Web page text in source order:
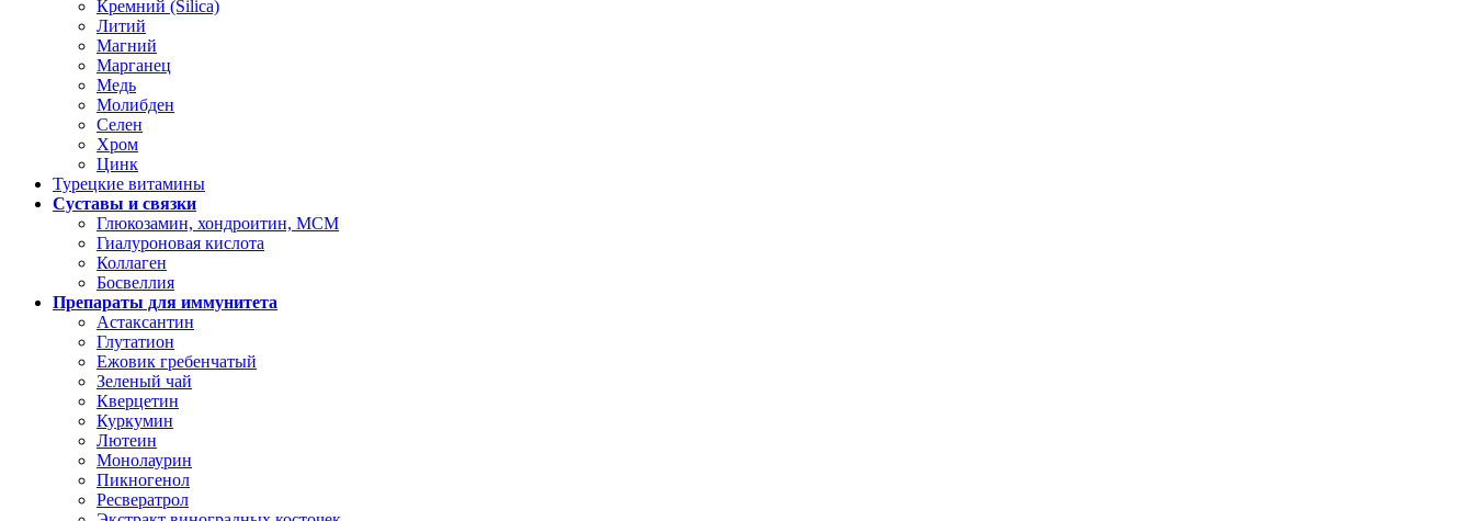
Кремний (Silica)
Литий
Магний
Марганец
Медь
Молибден
Селен
Хром
Цинк
Турецкие витамины
Суставы и связки
Глюкозамин, хондроитин, МСМ
Гиалуроновая кислота
Коллаген
Босвеллия
Препараты для иммунитета
Астаксантин
Глутатион
Ежовик гребенчатый
Зеленый чай
Кверцетин
Куркумин
Лютеин
Монолаурин
Пикногенол
Ресвератрол